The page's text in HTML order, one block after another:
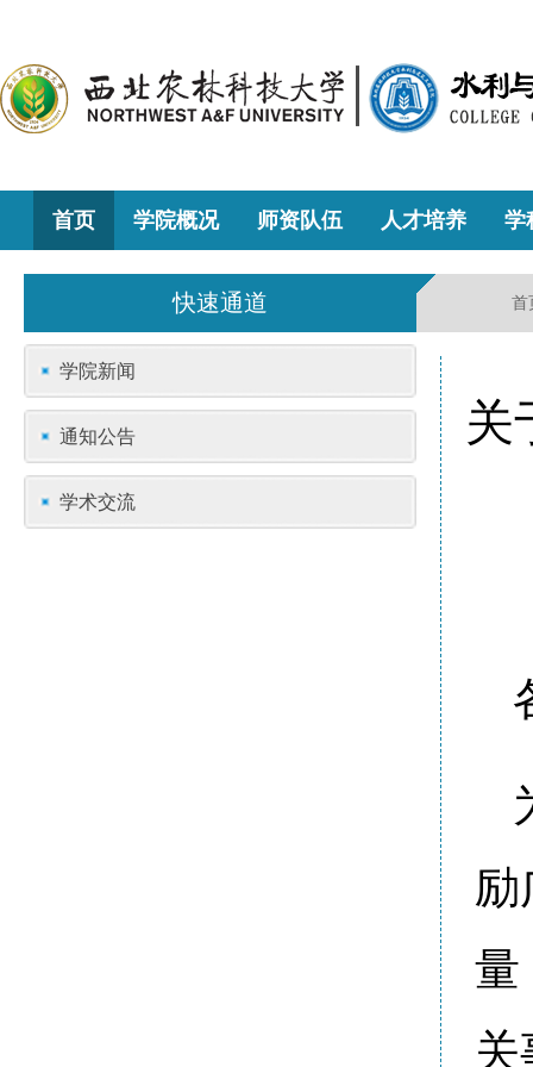
首页 学院概况 师资队伍 人才培养 学
快速通道 首
学院新闻
通知公告
学术交流
关
励
量
关